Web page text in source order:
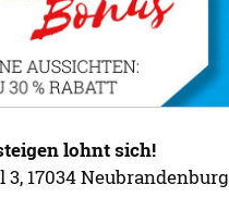
lohnt sich!
3, 17034 Neubrandenburg